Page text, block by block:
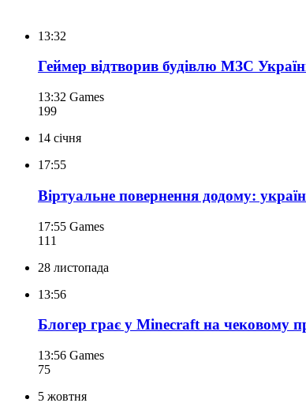
13:32
Геймер відтворив будівлю МЗС
13:32 Games
199
14 січня
17:55
Віртуальне повернення додому:
17:55 Games
111
28 листопада
13:56
Блогер грає у Minecraft на чековому
13:56 Games
75
5 жовтня